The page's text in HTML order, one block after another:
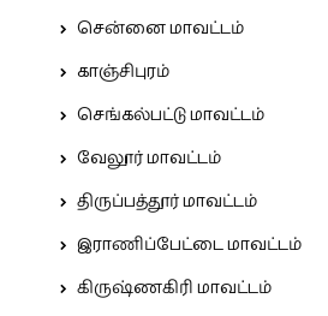
சென்னை மாவட்டம்
காஞ்சிபுரம்
செங்கல்பட்டு மாவட்டம்
வேலூர் மாவட்டம்
திருப்பத்தூர் மாவட்டம்
இராணிப்பேட்டை மாவட்டம்
கிருஷ்ணகிரி மாவட்டம்